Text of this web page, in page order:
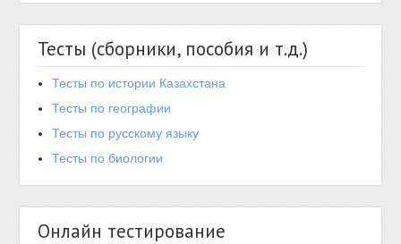
Тесты (сборники, пособия и т.д.)
Тесты по истории Казахстана
Тесты по географии
Тесты по русскому языку
Тесты по биологии
Онлайн тестирование